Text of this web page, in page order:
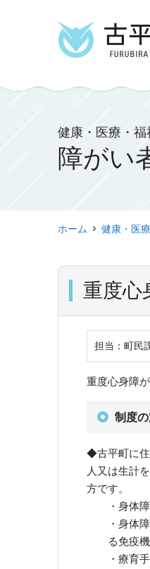
健康・医療・福
障がい
ホーム 健康・医
重度心
担当：町民
重度心身障
制度
◆古平町に住
人又は生計
方です。
・身体障
・身体障害
る免疫機
・療育手